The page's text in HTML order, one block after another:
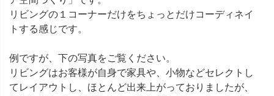
リビングの１コーナーだけをちょっとだけコーディネイ
トする感じです。
例ですが、下の写真をご覧ください。
リビングはお客様が自身で家具や、小物などセレクトし
てレイアウトし、ほとんど出来上がっておりましたが、